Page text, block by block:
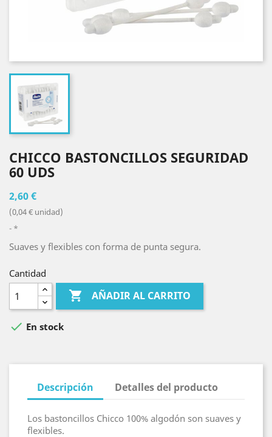
CHICCO BASTONCILLOS SEGURIDAD
60 UDS
2,60 €
(0,04 € unidad)
*
Suaves y flexibles con forma de punta segura.
Cantidad
 AÑADIR AL CARRITO
 En stock
Descripción Detalles del producto
Los bastoncillos Chicco 100% algodón son suaves y
flexibles.